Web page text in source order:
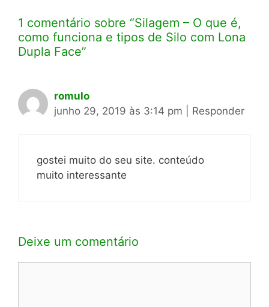
1 comentário sobre “Silagem – O que é,
como funciona e tipos de Silo com Lona
Dupla Face”
romulo
junho 29, 2019 às 3:14 pm
Responder
gostei muito do seu site. conteúdo
muito interessante
Deixe um comentário